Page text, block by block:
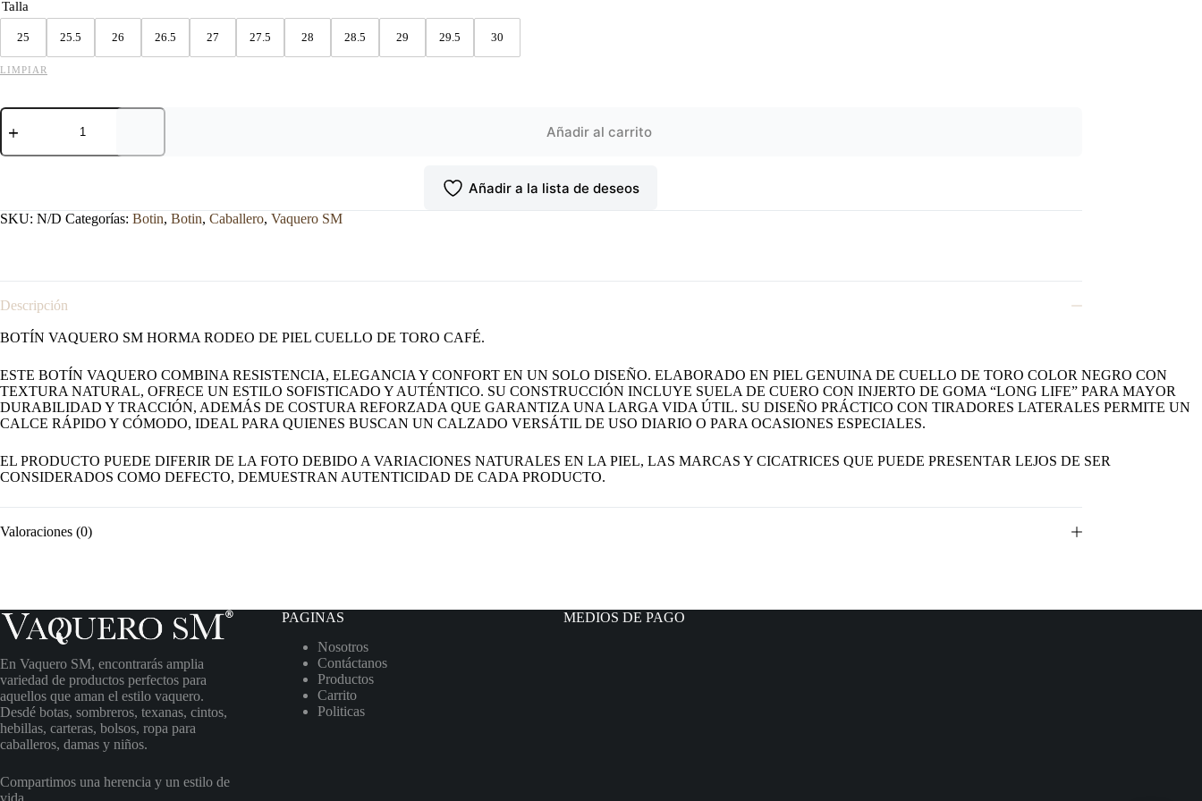
Talla
25 25.5 26 26.5 27 27.5 28 28.5 29 29.5 30
LIMPIAR
BOTIN
VAQUERO
HORMA
TORO
Añadir al carrito
Añadir a la lista de deseos
SKU: N/D Categorías: Botin, Botin, Caballero, Vaquero SM
Descripción
BOTÍN VAQUERO SM HORMA RODEO DE PIEL CUELLO DE TORO CAFÉ.
ESTE BOTÍN VAQUERO COMBINA RESISTENCIA, ELEGANCIA Y CONFORT EN UN SOLO DISEÑO. ELABORADO EN PIEL GENUINA DE CUELLO DE TORO COLOR NEGRO CON
TEXTURA NATURAL, OFRECE UN ESTILO SOFISTICADO Y AUTÉNTICO. SU CONSTRUCCIÓN INCLUYE SUELA DE CUERO CON INJERTO DE GOMA “LONG LIFE” PARA MAYOR
DURABILIDAD Y TRACCIÓN, ADEMÁS DE COSTURA REFORZADA QUE GARANTIZA UNA LARGA VIDA ÚTIL. SU DISEÑO PRÁCTICO CON TIRADORES LATERALES PERMITE UN
CALCE RÁPIDO Y CÓMODO, IDEAL PARA QUIENES BUSCAN UN CALZADO VERSÁTIL DE USO DIARIO O PARA OCASIONES ESPECIALES.
EL PRODUCTO PUEDE DIFERIR DE LA FOTO DEBIDO A VARIACIONES NATURALES EN LA PIEL, LAS MARCAS Y CICATRICES QUE PUEDE PRESENTAR LEJOS DE SER
CONSIDERADOS COMO DEFECTO, DEMUESTRAN AUTENTICIDAD DE CADA PRODUCTO.
Valoraciones (0)
En Vaquero SM, encontrarás amplia
variedad de productos perfectos para
aquellos que aman el estilo vaquero.
Desdé botas, sombreros, texanas, cintos,
hebillas, carteras, bolsos, ropa para
caballeros, damas y niños.
Compartimos una herencia y un estilo de
PAGINAS
Nosotros
Contáctanos
Productos
Carrito
Politicas
MEDIOS DE PAGO